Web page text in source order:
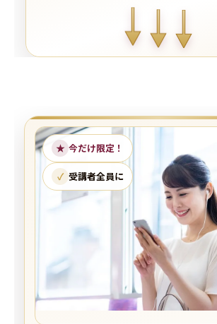
★ 今だけ限定！
✓ 受講者全員に